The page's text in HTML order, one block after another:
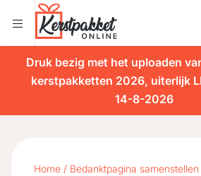
Druk bezig met het uploaden
kerstpakketten 2026, uiterlijk
14-8-2026
Home / Bedanktpagina samenstellen